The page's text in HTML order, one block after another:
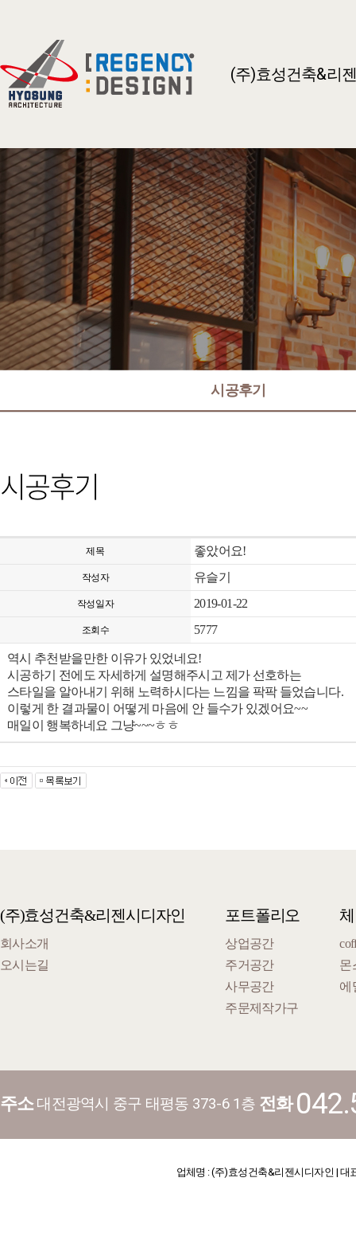
(주)효성건축&리
시공후기
시공후기
제목 좋았어요!
작성자 유슬기
작성일자 2019-01-22
조회수 5777
역시 추천받을만한 이유가 있었네요!
시공하기 전에도 자세하게 설명해주시고 제가 선호하는
스타일을 알아내기 위해 노력하시다는 느낌을 팍팍 들었습니다.
이렇게 한 결과물이 어떻게 마음에 안 들수가 있겠어요~~
매일이 행복하네요 그냥~~~ㅎㅎ
(주)효성건축&리젠시디자인
회사소개
오시는길
포트폴리오
상업공간
주거공간
사무공간
주문제작가구
몬
에
주소대전광역시 중구 태평동 373-6 1층 전화
업체명 : (주)효성건축&리젠시디자인 | 대